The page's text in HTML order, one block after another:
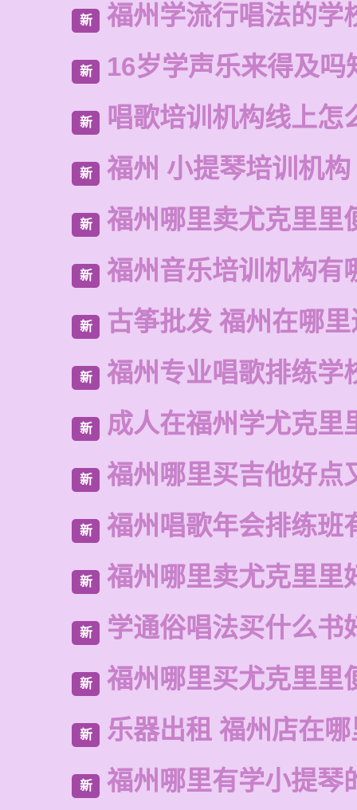
新 福州学流行唱法的学
新 16岁学声乐来得及吗
新 唱歌培训机构线上怎
新 福州 小提琴培训机构
新 福州哪里卖尤克里里
新 福州音乐培训机构有
新 古筝批发 福州在哪
新 福州专业唱歌排练学
新 成人在福州学尤克里
新 福州哪里买吉他好点
新 福州唱歌年会排练班
新 福州哪里卖尤克里里
新 学通俗唱法买什么书
新 福州哪里买尤克里里
新 乐器出租 福州店在
新 福州哪里有学小提琴